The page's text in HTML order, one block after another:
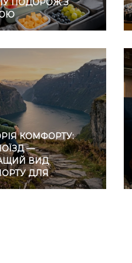
ПОДОРОЖ З
КОМФОРТУ:
—
ВИД
ДЛЯ